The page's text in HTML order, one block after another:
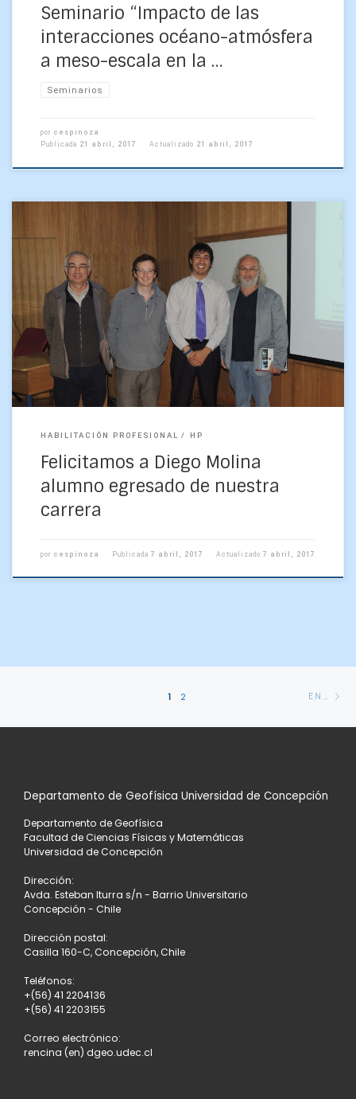
Seminario “Impacto de las
interacciones océano-atmósfera
a meso-escala en la …
Seminarios
por cespinoza
Publicada 21 abril, 2017 Actualizado 21 abril, 2017
Tenemos el agrado de informarles que hoy viernes 7 de abril
de 2017, a las 10.00 hrs., se llevó a cabo la defensa de
Habilitación […]
HABILITACIÓN PROFESIONAL HP
Felicitamos a Diego Molina
alumno egresado de nuestra
carrera
por cespinoza Publicada7 abril, 2017 Actualizado7 abril, 2017
entradas
1 2
Departamento de Geofísica Universidad de Concepción
Departamento de Geofísica
Facultad de Ciencias Físicas y Matemáticas
Universidad de Concepción
Dirección:
Avda. Esteban Iturra s/n - Barrio Universitario
Concepción - Chile
Dirección postal:
Casilla 160-C, Concepción, Chile
Teléfonos:
+(56) 41 2204136
+(56) 41 2203155
Correo electrónico:
rencina (en) dgeo.udec.cl